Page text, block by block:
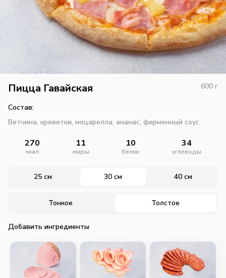
Пицца Гавайская 600 г
Состав:
Ветчина, креветки, моцарелла, ананас, фирменный соус
270
ккал
11
жиры
10
белки
34
углеводы
25 см 30 см 40 см
Тонкое Толстое
Добавить ингредиенты